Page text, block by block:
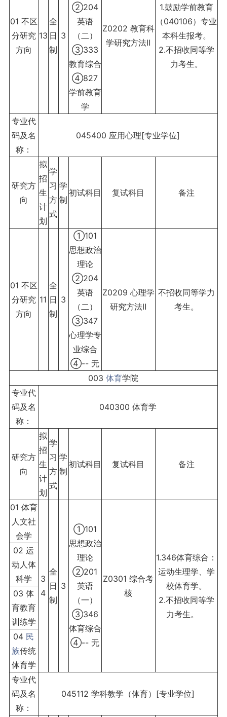
01 不区
分研究
方向
13
全
日
制
3
②204
英语
（二）
③333
教育综合
④827
学前教育
学
Z0202 教育科
学研究方法Ⅱ
1.鼓励学前教育
（040106）专业
本科生报考。
2.不招收同等学
力考生。
专业代
码及名
称：
045400 应用心理[专业学位]
研究方
向
拟
招
生
计
划
学
习
方
式
学
制
初试科目 复试科目 备注
01 不区
分研究
方向
11
全
日
制
3
①101
思想政治
理论
②204
英语
（二）
③347
心理学专
业综合
④-- 无
Z0209 心理学
研究方法Ⅱ
不招收同等学力
考生。
003体育学院
专业代
码及名
称：
040300 体育学
研究方
向
拟
招
生
计
划
学
习
方
式
学
制
初试科目 复试科目 备注
01 体育
人文社
会学
3
4
全
日
制
3
①101
思想政治
理论
②201
英语
（一）
③346
体育综合
④-- 无
Z0301 综合考
核
1.346体育综合：
运动生理学、学
校体育学。
2.不招收同等学
力考生。
02 运
动人体
科学
03 体
育教育
训练学
04 民
族传统
体育学
专业代
码及名
称：
045112 学科教学（体育）[专业学位]